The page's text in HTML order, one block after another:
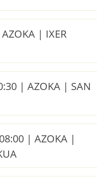
| IXER
| AZOKA | SAN
| AZOKA |